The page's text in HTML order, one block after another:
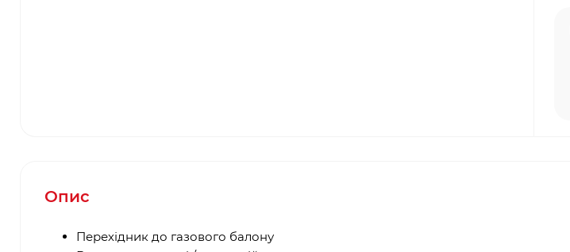
Опис
Перехідник до газового балону